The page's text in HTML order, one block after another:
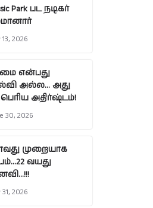
Park பட நடிகர்
2026
என்பது
அல்ல… அது
அதிர்ஷ்டம்!
30, 2026
முறையாக
வயது
31, 2026